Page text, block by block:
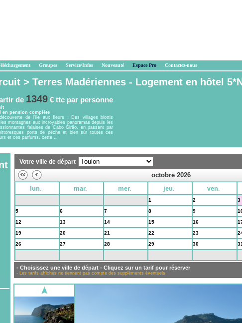
Groupes Service/Infos Nouveauté Espace Pro Contactez-nous
> Terres Madériennes - Logement en hôtel
de 1349 € ttc par personne
en pension complète
de l’île aux fleurs : Des villages blottis
montagnes aux incroyables panoramas depuis les
falaises de Cabo Girão, en passant par
ports de pêche et bien sûr toutes ces
et ces parfums, cette...
Votre ville de départ
octobre 2026
lun.
mar. mer. jeu. ven.
1 2 3
5
6 7 8 9
12
13 14 15 16
19
20 21 22 23
26
27 28 29 30 31
- Choisissez une ville de départ - Cliquez sur un tarif pour réserver
- Les tarifs affichés ne tiennent pas compte des suppléments éventuels